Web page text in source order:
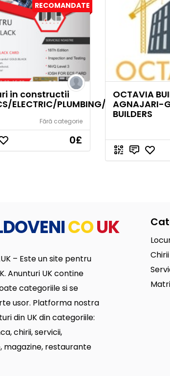
RECOMANDATE
in constructii
ELECTRIC/PLUMBING/CPCS
Fără categorie
0£
OCTAVIA
AGNAJARI-
BUILDERS
COUK
– Este un site pentru
Anunturi UK contine
categoriile si se
usor. Platforma nostra
din UK din categoriile:
chirii, servicii,
magazine, restaurante
Chirii